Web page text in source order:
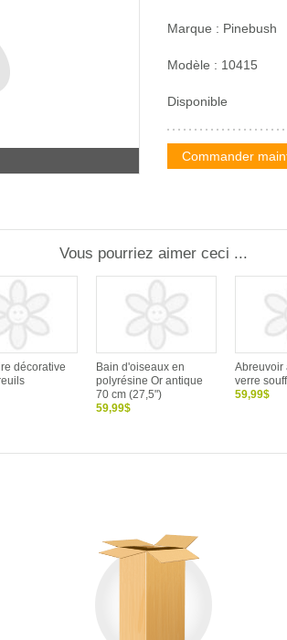
Marque : Pinebush
Modèle : 10415
Disponible
Commander
Vous pourriez aimer ceci ...
décorative
Bain d'oiseaux en
polyrésine Or antique
70 cm (27,5")
59,99$
Abreuvoir
verre
59,99$